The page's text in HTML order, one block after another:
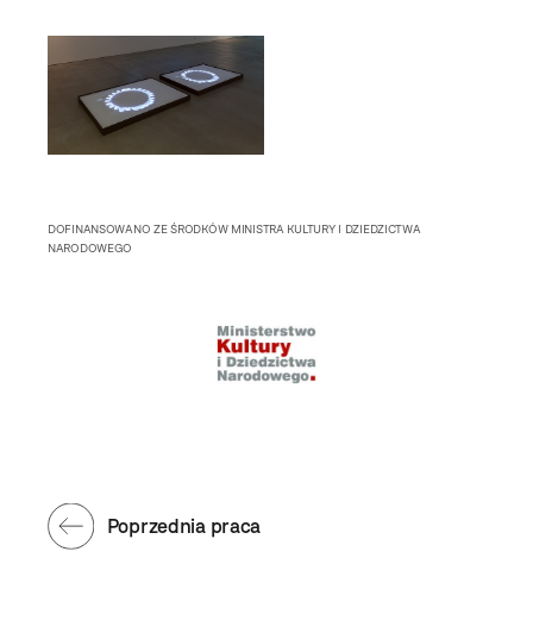
DOFINANSOWANO ZE ŚRODKÓW MINISTRA KULTURY I DZIEDZICTWA
NARODOWEGO
Poprzednia praca